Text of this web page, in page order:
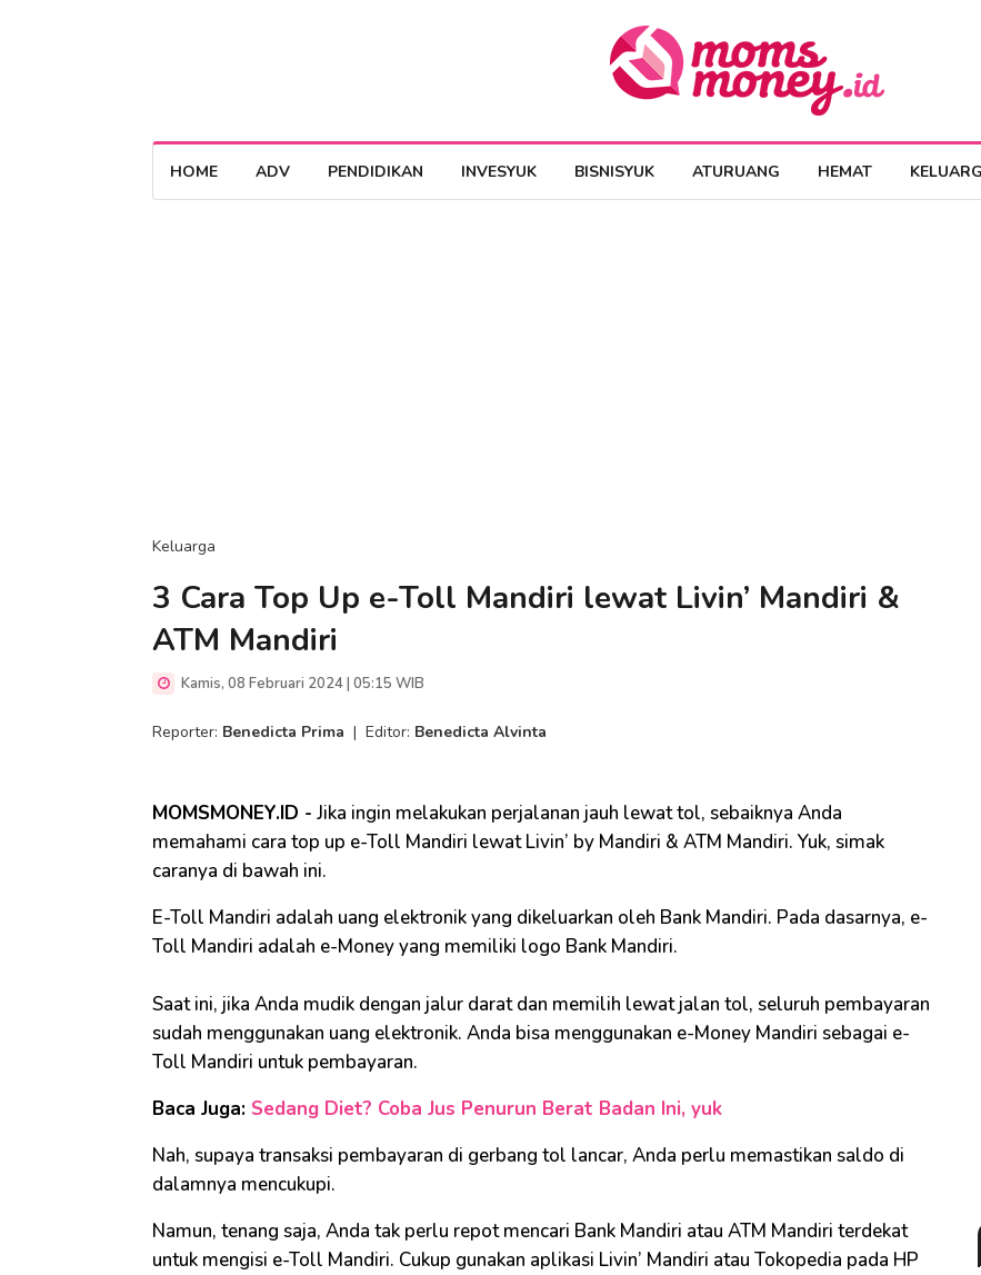
HOME ADV PENDIDIKAN INVESYUK BISNISYUK ATURUANG HEMAT
Keluarga
3 Cara Top Up e-Toll Mandiri lewat Livin’ Mandiri &
ATM Mandiri
Kamis, 08 Februari 2024 | 05:15 WIB
Reporter: Benedicta Prima | Editor: Benedicta Alvinta
MOMSMONEY.ID - Jika ingin melakukan perjalanan jauh lewat tol, sebaiknya Anda
memahami cara top up e-Toll Mandiri lewat Livin’ by Mandiri & ATM Mandiri. Yuk, simak
caranya di bawah ini.
E-Toll Mandiri adalah uang elektronik yang dikeluarkan oleh Bank Mandiri. Pada dasarnya, e-
Toll Mandiri adalah e-Money yang memiliki logo Bank Mandiri.
Saat ini, jika Anda mudik dengan jalur darat dan memilih lewat jalan tol, seluruh pembayaran
sudah menggunakan uang elektronik. Anda bisa menggunakan e-Money Mandiri sebagai e-
Toll Mandiri untuk pembayaran.
Baca Juga: Sedang Diet? Coba Jus Penurun Berat Badan Ini, yuk
Nah, supaya transaksi pembayaran di gerbang tol lancar, Anda perlu memastikan saldo di
dalamnya mencukupi.
Namun, tenang saja, Anda tak perlu repot mencari Bank Mandiri atau ATM Mandiri terdekat
untuk mengisi e-Toll Mandiri. Cukup gunakan aplikasi Livin’ Mandiri atau Tokopedia pada HP